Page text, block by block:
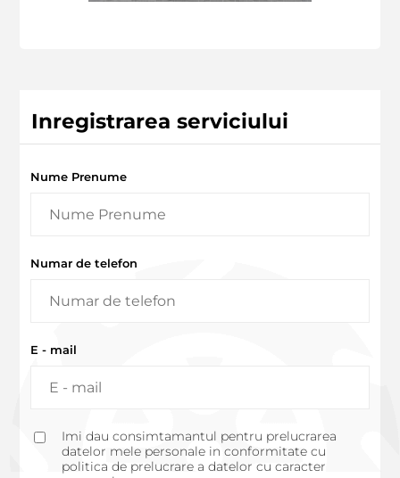
Inregistrarea serviciului
Nume Prenume
Numar de telefon
E - mail
Imi dau consimtamantul pentru prelucrarea
datelor mele personale in conformitate cu
politica de prelucrare a datelor cu caracter